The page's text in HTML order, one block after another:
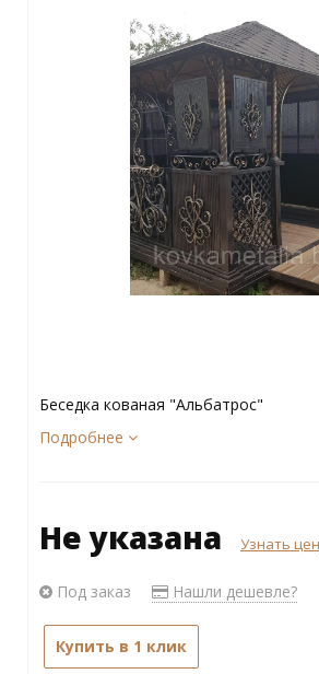
Беседка кованая "Альбатрос"
Подробнее
Не указана Узнать
Под заказ Нашли дешевле?
Купить в 1 клик